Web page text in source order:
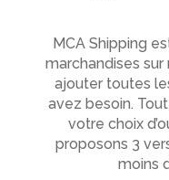
MCA Shipping
marchandises
ajouter toutes
avez besoin.
votre choix
proposons 3
moins